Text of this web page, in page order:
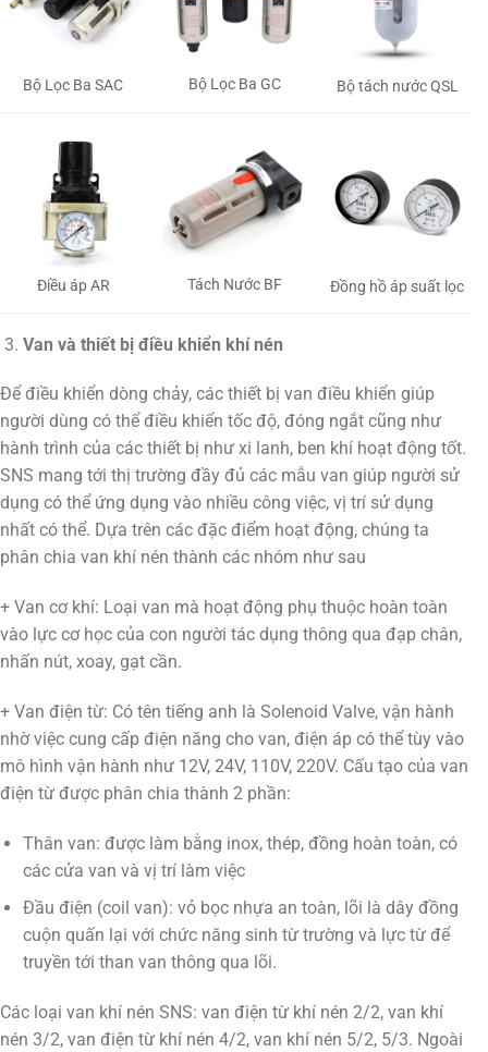
Bộ Lọc Ba SAC Bộ Lọc Ba GC Bộ tách nước QSL
Điều áp AR Tách Nước BF Đồng hồ áp suất lọc
Van và thiết bị điều khiển khí nén
Để điều khiển dòng chảy, các thiết bị van điều khiển giúp
người dùng có thể điều khiển tốc độ, đóng ngắt cũng như
hành trình của các thiết bị như xi lanh, ben khí hoạt động tốt.
SNS mang tới thị trường đầy đủ các mẫu van giúp người sử
dụng có thể ứng dụng vào nhiều công việc, vị trí sử dụng
nhất có thể. Dựa trên các đặc điểm hoạt động, chúng ta
phân chia van khí nén thành các nhóm như sau
+ Van cơ khí: Loại van mà hoạt động phụ thuộc hoàn toàn
vào lực cơ học của con người tác dụng thông qua đạp chân,
nhấn nút, xoay, gạt cần.
+ Van điện từ: Có tên tiếng anh là Solenoid Valve, vận hành
nhờ việc cung cấp điện năng cho van, điện áp có thể tùy vào
mô hình vận hành như 12V, 24V, 110V, 220V. Cấu tạo của van
điện từ được phân chia thành 2 phần:
Thân van: được làm bằng inox, thép, đồng hoàn toàn, có
các cửa van và vị trí làm việc
Đầu điện (coil van): vỏ bọc nhựa an toàn, lõi là dây đồng
cuộn quấn lại với chức năng sinh từ trường và lực từ để
truyền tới than van thông qua lõi.
Các loại van khí nén SNS: van điện từ khí nén 2/2, van khí
nén 3/2, van điện từ khí nén 4/2, van khí nén 5/2, 5/3. Ngoài